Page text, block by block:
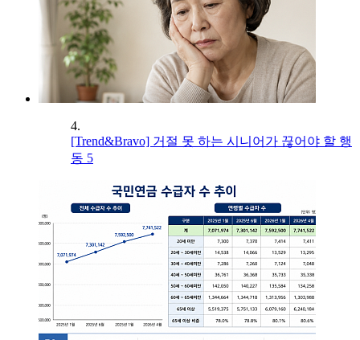
4.
[Trend&Bravo] 거절 못 하는 시니어가 끊어야 할 행
동 5